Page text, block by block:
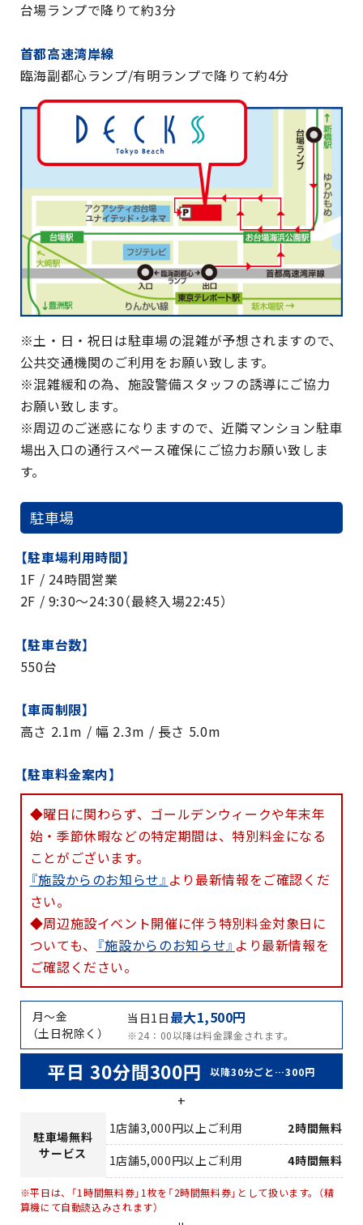
台場ランプで降りて約3分
首都高速湾岸線
臨海副都心ランプ/有明ランプで降りて約4分
※土・日・祝日は駐車場の混雑が予想されますので、
公共交通機関のご利用をお願い致します。
※混雑緩和の為、施設警備スタッフの誘導にご協力
お願い致します。
※周辺のご迷惑になりますので、近隣マンション駐車
場出入口の通行スペース確保にご協力お願い致しま
す。
駐車場
【駐車場利用時間】
1F / 24時間営業
2F / 9:30～24:30（最終入場22:45）
【駐車台数】
550台
【車両制限】
高さ 2.1m / 幅 2.3m / 長さ 5.0m
【駐車料金案内】
◆曜日に関わらず、ゴールデンウィークや年末年
始・季節休暇などの特定期間は、特別料金になる
ことがございます。
『施設からのお知らせ』 より最新情報をご確認くだ
さい。
◆周辺施設イベント開催に伴う特別料金対象日に
ついても、 『施設からのお知らせ』 より最新情報を
ご確認ください。
月～金
（土日祝除く）
当日1日 最大1,500円
※24：00以降は料金課金されます。
平日 30分間300円 以降30分ごと…300円
+
※平日は、「1時間無料券」1枚を「2時間無料券」として扱います。（精
算機にて自動読込みされます）
駐車場無料
サービス
1店舗3,000円以上ご利用
2時間無料
1店舗5,000円以上ご利用
4時間無料